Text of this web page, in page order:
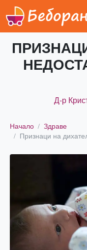
Д-р
Начало
Здраве
Признаци на